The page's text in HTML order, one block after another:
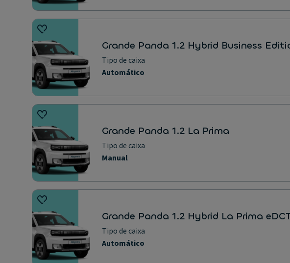
Grande Panda 1.2 Hybrid Business
Tipo de caixa
Automático
Grande Panda 1.2 La Prima
Tipo de caixa
Manual
Grande Panda 1.2 Hybrid La Prima
Tipo de caixa
Automático